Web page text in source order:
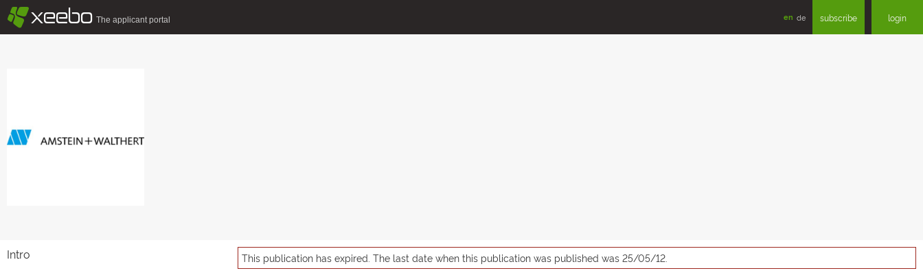
§xeebo The applicant portal en de subscribe login
Intro
This publication has expired. The last date when this publication was published was 25/05/12.